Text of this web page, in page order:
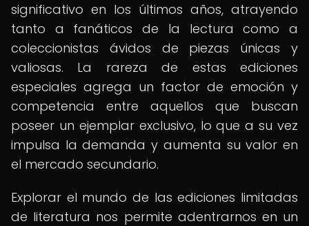
significativo en los últimos años, atrayendo
tanto a fanáticos de la lectura como a
coleccionistas ávidos de piezas únicas y
valiosas. La rareza de estas ediciones
especiales agrega un factor de emoción y
competencia entre aquellos que buscan
poseer un ejemplar exclusivo, lo que a su vez
impulsa la demanda y aumenta su valor en
el mercado secundario.
Explorar el mundo de las ediciones limitadas
de literatura nos permite adentrarnos en un